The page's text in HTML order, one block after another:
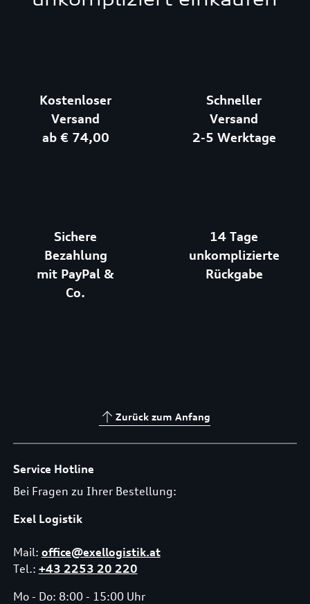
Kostenloser
Versand
ab € 74,00
Schneller
Versand
2-5 Werktage
Sichere
Bezahlung
mit PayPal &
Co.
14 Tage
unkomplizierte
Rückgabe
Zurück zum Anfang
Service Hotline
Bei Fragen zu Ihrer Bestellung:
Exel Logistik
Mail: office@exellogistik.at
Tel.: +43 2253 20 220
Mo - Do: 8:00 - 15:00 Uhr